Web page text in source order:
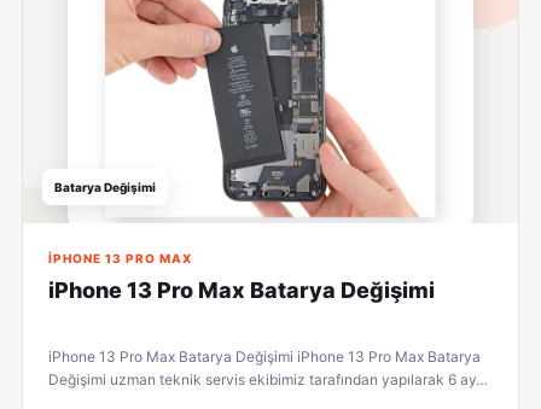
Batarya Değişimi
IPHONE 13 PRO MAX
iPhone 13 Pro Max Batarya Değişimi
iPhone 13 Pro Max Batarya Değişimi iPhone 13 Pro Max Batarya
Değişimi uzman teknik servis ekibimiz tarafından yapılarak 6 ay…